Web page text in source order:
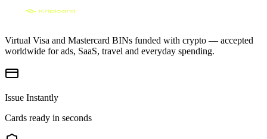
Virtual Visa and Mastercard BINs funded with crypto — accepted
worldwide for ads, SaaS, travel and everyday spending.
Issue Instantly
Cards ready in seconds